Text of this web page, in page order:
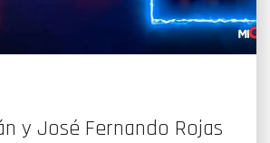
y José Fernando Rojas